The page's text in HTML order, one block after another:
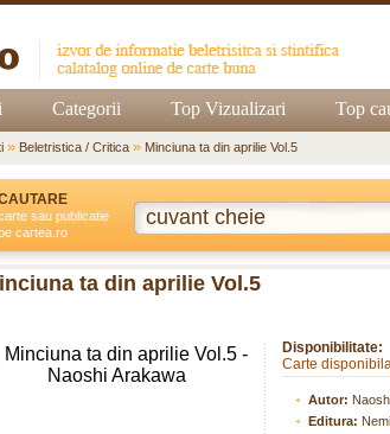
Categorii Top Vizualizari Top
» Beletristica / Critica » Minciuna ta din aprilie Vol.5
sau publicatie
cartea.ro
ta din aprilie Vol.5
Disponibilitate:
Carte
Autor:
Editura: